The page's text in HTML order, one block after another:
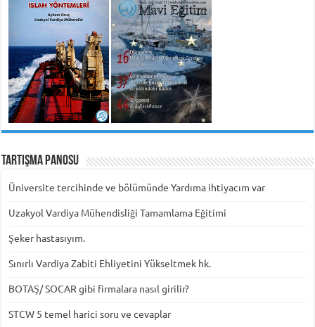
Tartışma Panosu
Üniversite tercihinde ve bölümünde Yardıma ihtiyacım var
Uzakyol Vardiya Mühendisliği Tamamlama Eğitimi
Şeker hastasıyım.
Sınırlı Vardiya Zabiti Ehliyetini Yükseltmek hk.
BOTAŞ/ SOCAR gibi firmalara nasıl girilir?
STCW 5 temel harici soru ve cevaplar